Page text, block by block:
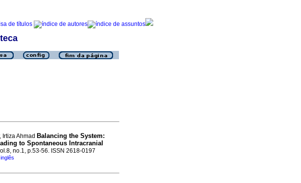
Ahmad Balancing the System:
to Spontaneous Intracranial
no.1, p.53-56. ISSN 2618-0197